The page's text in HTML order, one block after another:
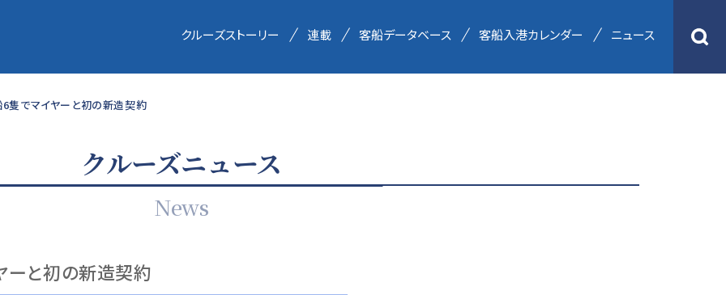
クルーズストーリー 連載 客船データベース 客船入港カレンダー ニュース
6隻でマイヤーと初の新造契約
クルーズニュース
News
ーと初の新造契約